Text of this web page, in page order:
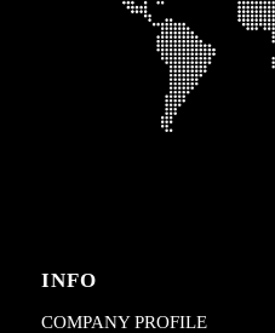
INFO
COMPANY PROFILE